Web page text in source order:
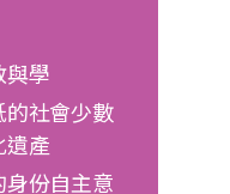
與學
的社會少數
遺產
身份自主意